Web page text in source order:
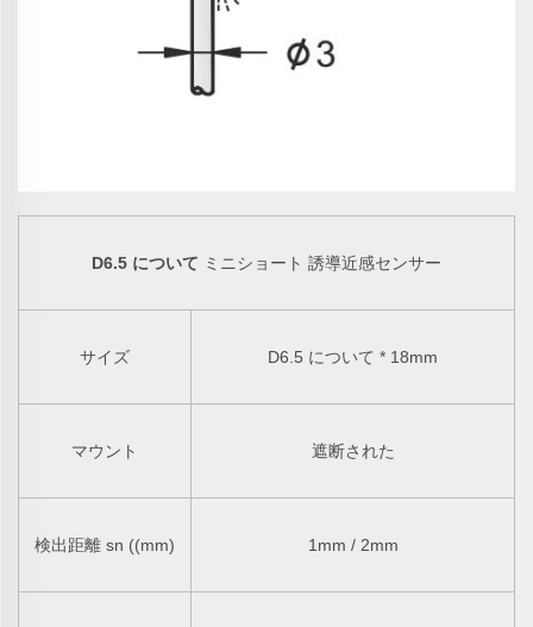
D6.5 について ミニショート 誘導近感センサー
サイズ D6.5 について * 18mm
マウント 遮断された
検出距離 sn ((mm) 1mm / 2mm